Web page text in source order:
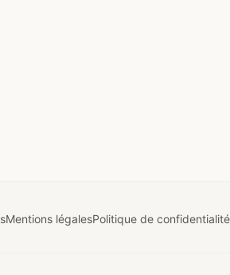
Mentions légalesPolitique de confidentialité